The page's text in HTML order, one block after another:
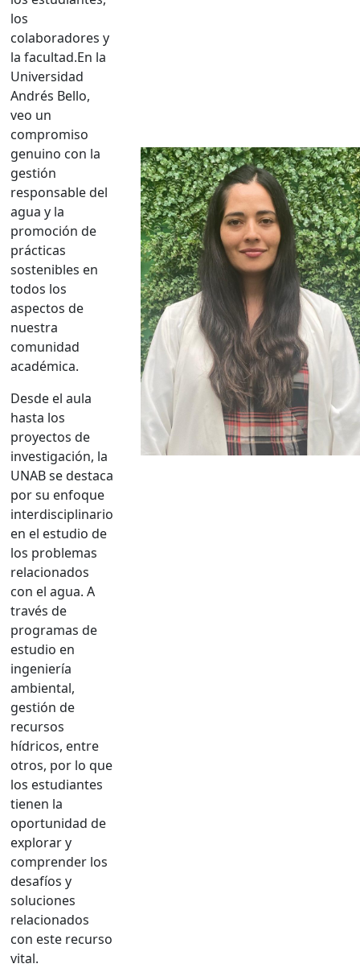
los
colaboradores y
la facultad.En la
Universidad
Andrés Bello,
veo un
compromiso
genuino con la
gestión
responsable del
agua y la
promoción de
prácticas
sostenibles en
todos los
aspectos de
nuestra
comunidad
académica.
Desde el aula
hasta los
proyectos de
investigación, la
UNAB se destaca
por su enfoque
interdisciplinario
en el estudio de
los problemas
relacionados
con el agua. A
través de
programas de
estudio en
ingeniería
ambiental,
gestión de
recursos
hídricos, entre
otros, por lo que
los estudiantes
tienen la
oportunidad de
explorar y
comprender los
desafíos y
soluciones
relacionados
con este recurso
vital.